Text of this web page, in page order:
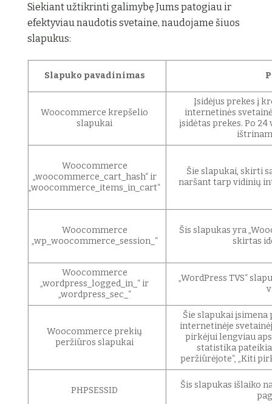
Siekiant užtikrinti galimybę Jums patogiau ir
efektyviau naudotis svetaine, naudojame šiuos
slapukus:
Slapuko pavadinimas
Woocommerce krepšelio
slapukai
Įsidėjus prekes į
internetinės
įsidėtas prekes. Po
Woocommerce
„woocommerce_cart_hash“ ir
„woocommerce_items_in_cart“
Šie slapukai, skirti
naršant tarp vidinių
Woocommerce
„wp_woocommerce_session_“
Šis slapukas yra
skirtas
Woocommerce
„wordpress_logged_in_“ ir
„wordpress_sec_“
„WordPress TVS“
Woocommerce prekių
peržiūros slapukai
Šie slapukai
internetinėje
pirkėjui lengviau
statistika
peržiūrėjote“, „Kiti
PHPSESSID
Šis slapukas išlaiko